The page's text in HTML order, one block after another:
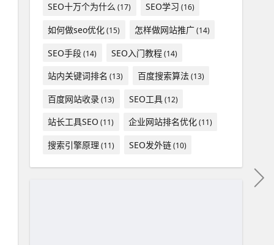
SEO十万个为什么 (17) SEO学习 (16)
如何做seo优化(15) 怎样做网站推广(14)
SEO手段(14) SEO入门教程(14)
站内关键词排名 (13) 百度搜索算法(13)
百度网站收录(13) SEO工具(12)
站长工具SEO (11) 企业网站排名优化(11)
搜索引擎原理 (11) SEO发外链(10)